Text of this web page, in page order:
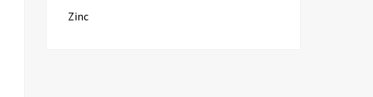
Zinc